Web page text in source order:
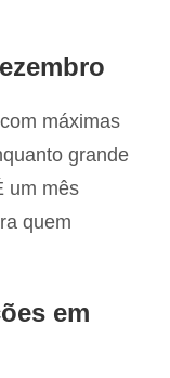
máximas
grande
um mês
quem
em